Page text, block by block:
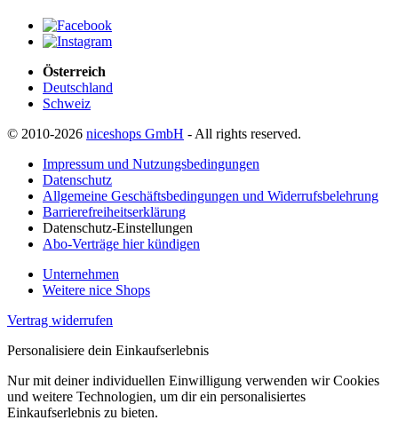
Österreich
Deutschland
Schweiz
© 2010-2026 niceshops GmbH - All rights reserved.
Impressum und Nutzungsbedingungen
Datenschutz
Allgemeine Geschäftsbedingungen und Widerrufsbelehrung
Barrierefreiheitserklärung
Datenschutz-Einstellungen
Abo-Verträge hier kündigen
Unternehmen
Weitere nice Shops
Vertrag widerrufen
Personalisiere dein Einkaufserlebnis
Nur mit deiner individuellen Einwilligung verwenden wir Cookies
und weitere Technologien, um dir ein personalisiertes
Einkaufserlebnis zu bieten.